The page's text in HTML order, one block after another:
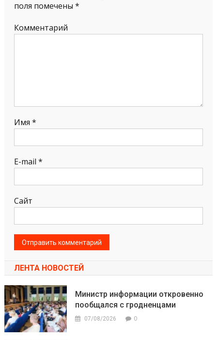
поля помечены *
Комментарий
Имя *
E-mail *
Сайт
ЛЕНТА НОВОСТЕЙ
Министр информации откровенно
пообщался с гродненцами
07/08/2026 0